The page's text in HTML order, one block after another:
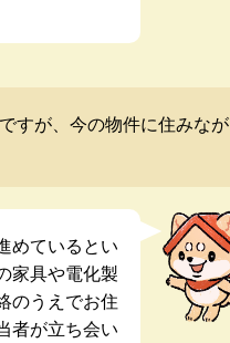
すが、今の物件に住みなが
めているとい
家具や電化製
のうえでお住
者が立ち会い